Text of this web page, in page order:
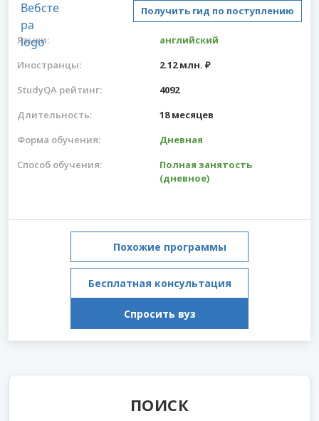
Получить гид по поступлению
Языки:
английский
Иностранцы:
2.12 млн. ₽
StudyQA рейтинг:
4092
Длительность:
18 месяцев
Форма обучения:
Дневная
Способ обучения:
Полная занятость
(дневное)
Похожие программы
Бесплатная консультация
Спросить вуз
ПОИСК